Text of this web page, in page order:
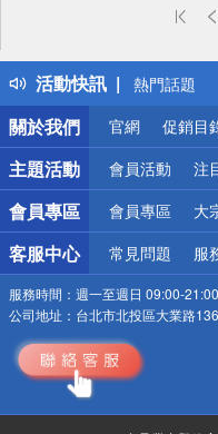
活動快訊
偏遠地區配送
得獎公告
熱門話題
銀行優惠
偏遠地區配
詐騙網頁！
關於我們
官網 促銷目
主題活動 會員活動 注
會員專區 會員專區 大
客服中心 常見問題 服
服務時間： 週一至週日 09:00-
公司地址： 台北市北投區大業路